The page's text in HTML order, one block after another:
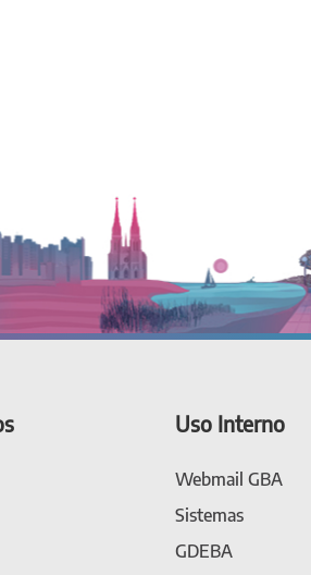
Uso Interno
Webmail GBA
Sistemas
GDEBA